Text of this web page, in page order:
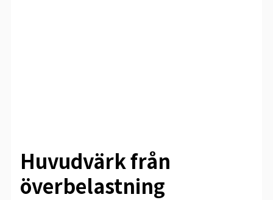
Huvudvärk från
överbelastning